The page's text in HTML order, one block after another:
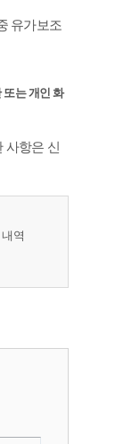
유가보조
또는 개인화
항은 신
역